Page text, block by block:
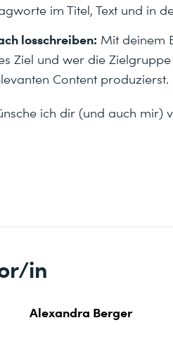
im Titel, Text und in
losschreiben: Mit deinem
Ziel und wer die
Content produzierst.
ich dir (und auch mir)
in
Alexandra Berger